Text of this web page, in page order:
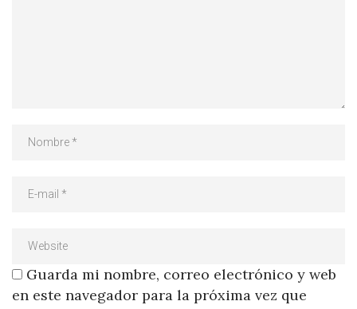
Guarda mi nombre, correo electrónico y web
en este navegador para la próxima vez que